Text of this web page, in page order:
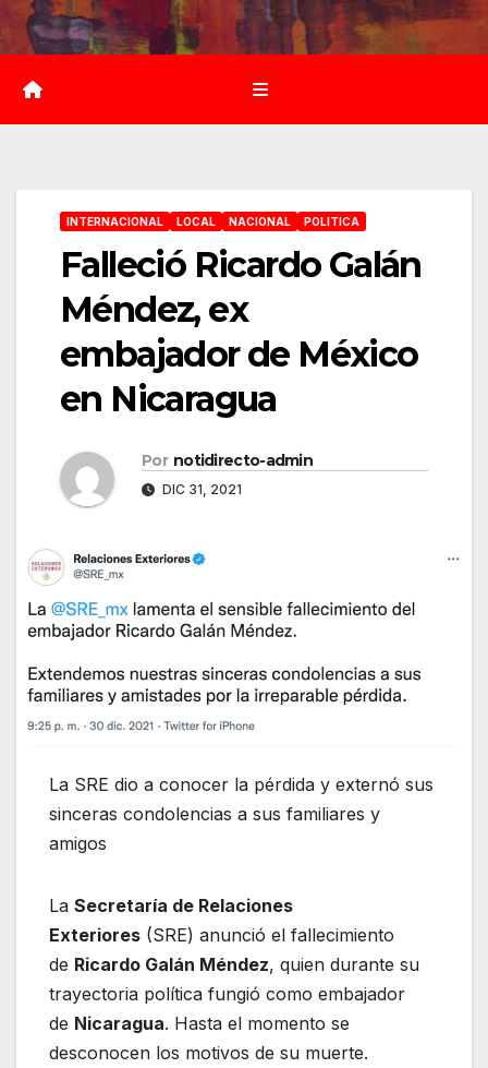
Saltar
al
contenido
INTERNACIONAL LOCAL NACIONAL POLITICA
Falleció Ricardo Galán
Méndez, ex
embajador de México
en Nicaragua
Por notidirecto-admin
DIC 31, 2021
La SRE dio a conocer la pérdida y externó sus
sinceras condolencias a sus familiares y
amigos
La Secretaría de Relaciones
Exteriores (SRE) anunció el fallecimiento
de Ricardo Galán Méndez, quien durante su
trayectoria política fungió como embajador
de Nicaragua. Hasta el momento se
desconocen los motivos de su muerte.